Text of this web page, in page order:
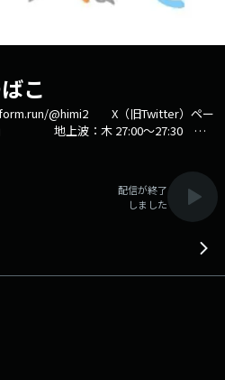
こ
@himi2 X（旧Twitter）ペー
」 地上波：木 27:00～27:30
声優・上田麗奈さんの一人しゃ
の好きな物・事、わくわくするもの・ど
、自分のペースでお話していく番組で
つ”が隠れていそうな『上田麗奈
トは「@joqrpr」 文化放送公式X（旧
配信が終了
しました